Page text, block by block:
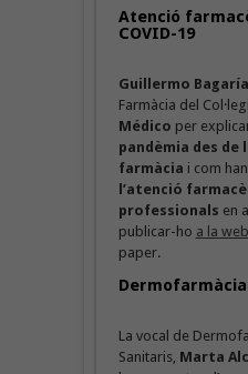
Atenció
COVID-19
Guillermo Bagaría
Farmàcia del
Médico per
pandèmia des de
farmàcia i com
l’atenció
professionals en
publicar-ho a la web
paper.
Dermofarmàcia
La vocal de
Sanitaris, Marta